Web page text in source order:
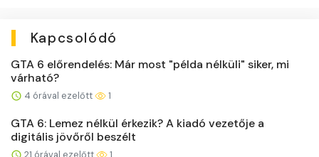
Kapcsolódó
GTA 6 előrendelés: Már most "példa nélküli" siker, mi
várható?
4 órával ezelőtt 1
GTA 6: Lemez nélkül érkezik? A kiadó vezetője a
digitális jövőről beszélt
21 órával ezelőtt 1